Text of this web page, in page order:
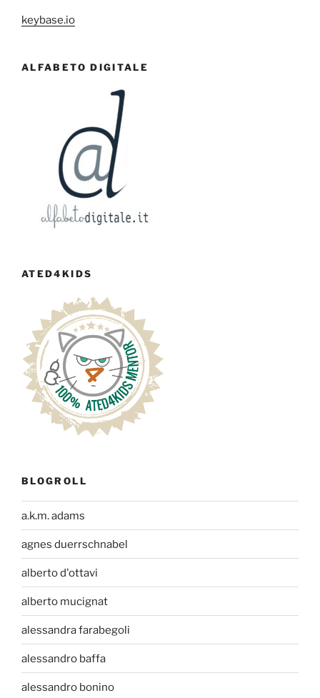
keybase.io
ALFABETO DIGITALE
ATED4KIDS
BLOGROLL
a.k.m. adams
agnes duerrschnabel
alberto d'ottavi
alberto mucignat
alessandra farabegoli
alessandro baffa
alessandro bonino